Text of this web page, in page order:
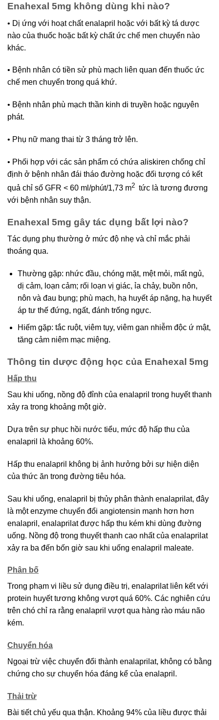
Enahexal 5mg không dùng khi nào?
• Dị ứng với hoạt chất enalapril hoặc với bất kỳ tá dược
nào của thuốc hoặc bất kỳ chất ức chế men chuyển nào
khác.
• Bệnh nhân có tiền sử phù mạch liên quan đến thuốc ức
chế men chuyển trong quá khứ.
• Bệnh nhân phù mạch thần kinh di truyền hoặc nguyên
phát.
• Phụ nữ mang thai từ 3 tháng trở lên.
• Phối hợp với các sản phẩm có chứa aliskiren chống chỉ
định ở bệnh nhân đái tháo đường hoặc đối tượng có kết
quả chỉ số GFR < 60 ml/phút/1,73 m2 tức là tương đương
với bệnh nhân suy thận.
Enahexal 5mg gây tác dụng bất lợi nào?
Tác dụng phụ thường ở mức độ nhẹ và chỉ mắc phải
thoáng qua.
Thường gặp: nhức đầu, chóng mặt, mệt mỏi, mất ngủ,
dị cảm, loạn cảm; rối loạn vị giác, ỉa chảy, buồn nôn,
nôn và đau bụng; phù mạch, hạ huyết áp nặng, hạ huyết
áp tư thế đứng, ngất, đánh trống ngực.
Hiếm gặp: tắc ruột, viêm tụy, viêm gan nhiễm độc ứ mật,
tăng cảm niêm mạc miệng.
Thông tin dược động học của Enahexal 5mg
Hấp thu
Sau khi uống, nồng độ đỉnh của enalapril trong huyết thanh
xảy ra trong khoảng một giờ.
Dựa trên sự phục hồi nước tiểu, mức độ hấp thu của
enalapril là khoảng 60%.
Hấp thu enalapril không bị ảnh hưởng bởi sự hiện diện
của thức ăn trong đường tiêu hóa.
Sau khi uống, enalapril bị thủy phân thành enalaprilat, đây
là một enzyme chuyển đổi angiotensin mạnh hơn hơn
enalapril, enalaprilat được hấp thu kém khi dùng đường
uống. Nồng độ trong thuyết thanh cao nhất của enalaprilat
xảy ra ba đến bốn giờ sau khi uống enalapril maleate.
Phân bố
Trong phạm vi liều sử dụng điều trị, enalaprilat liên kết với
protein huyết tương không vượt quá 60%. Các nghiên cứu
trên chó chỉ ra rằng enalapril vượt qua hàng rào máu não
kém.
Chuyển hóa
Ngoại trừ việc chuyển đổi thành enalaprilat, không có bằng
chứng cho sự chuyển hóa đáng kể của enalapril.
Thải trừ
Bài tiết chủ yếu qua thận. Khoảng 94% của liều được thải